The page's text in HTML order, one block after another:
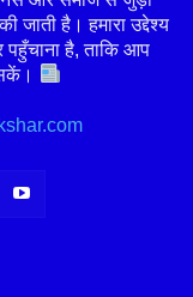
जाती है। हमारा उद्देश्य
है, ताकि आप